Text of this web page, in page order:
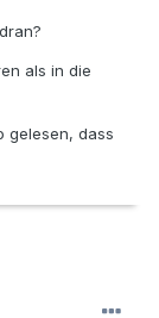
als in die
gelesen, dass